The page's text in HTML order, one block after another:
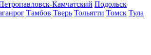
Камчатский Подольск
Тамбов Тверь Тольятти Томск Тула